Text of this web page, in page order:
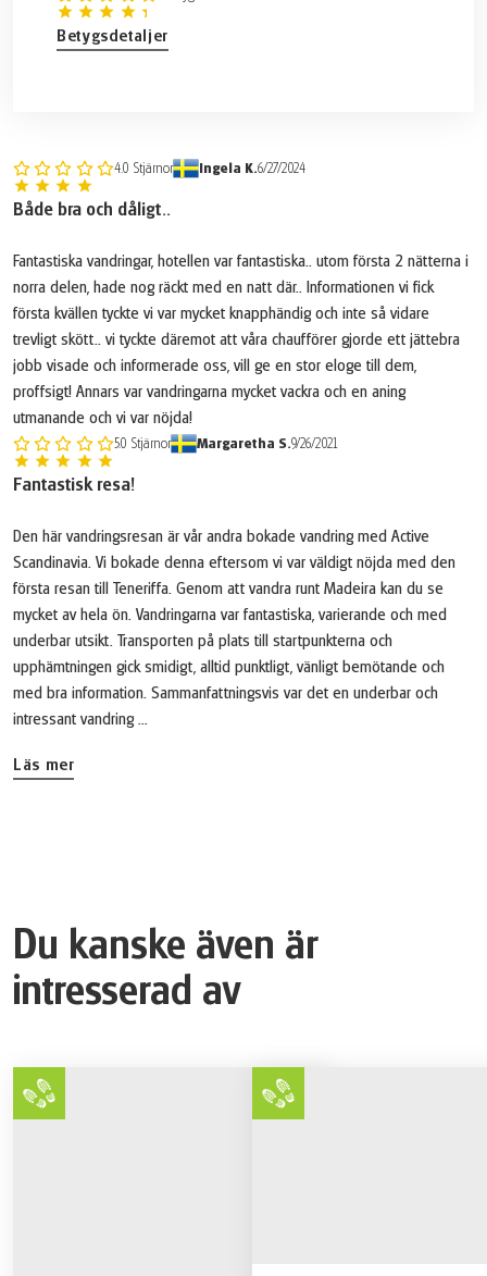
Navigationsapp och GPS-filer
Servicenummer
Halvpension: 7x trerättersmiddag
Ej inkluderat:
Eventuell turistskatt, ca. 20-40 kr per person och natt, betalas direkt
till hotellet
Reseförsäkring
Övrigt ej nämnt under vad som är inkluderat
Betygsdetaljer
4.0 Stjärnor Ingela K.6/27/2024
Både bra och dåligt..
Fantastiska vandringar, hotellen var fantastiska.. utom första 2 nätterna i
norra delen, hade nog räckt med en natt där.. Informationen vi fick
första kvällen tyckte vi var mycket knapphändig och inte så vidare
trevligt skött.. vi tyckte däremot att våra chaufförer gjorde ett jättebra
jobb visade och informerade oss, vill ge en stor eloge till dem,
proffsigt! Annars var vandringarna mycket vackra och en aning
utmanande och vi var nöjda!
5.0 Stjärnor Margaretha S.9/26/2021
Fantastisk resa!
Den här vandringsresan är vår andra bokade vandring med Active
Scandinavia. Vi bokade denna eftersom vi var väldigt nöjda med den
första resan till Teneriffa. Genom att vandra runt Madeira kan du se
mycket av hela ön. Vandringarna var fantastiska, varierande och med
underbar utsikt. Transporten på plats till startpunkterna och
upphämtningen gick smidigt, alltid punktligt, vänligt bemötande och
med bra information. Sammanfattningsvis var det en underbar och
intressant vandring ...
Läs mer
Du kanske även är
intresserad av